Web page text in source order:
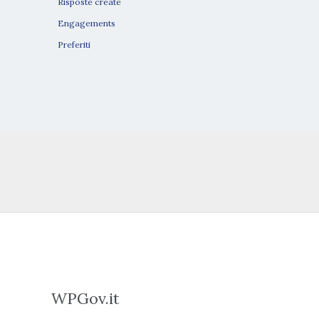
Engagements
Preferiti
WPGov.it